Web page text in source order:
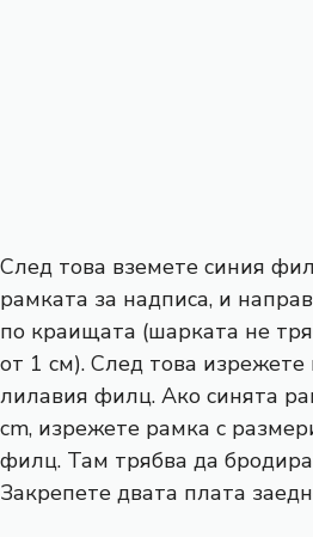
След това вземете синия
рамката за надписа, и
по краищата (шарката не
от 1 см). След това изрежете
лилавия филц. Ако синята
cm, изрежете рамка с
филц. Там трябва да
Закрепете двата плата